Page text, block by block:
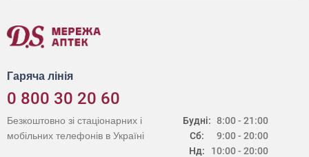
Гаряча лінія
0 800 30 20 60
Будні:
Сб:
Нд:
8:00 - 21:00
9:00 - 20:00
10:00 - 20:00
Безкоштовно зі стаціонарних і
мобільних телефонів в Україні